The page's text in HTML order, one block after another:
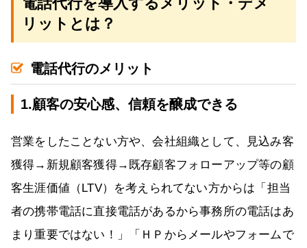
リットとは？
電話代行のメリット
1.顧客の安心感、信頼を醸成できる
営業をしたことない方や、会社組織として、見込み客
獲得→新規顧客獲得→既存顧客フォローアップ等の顧
客生涯価値（LTV）を考えられてない方からは「担当
者の携帯電話に直接電話があるから事務所の電話はあ
まり重要ではない！」「ＨＰからメールやフォームで